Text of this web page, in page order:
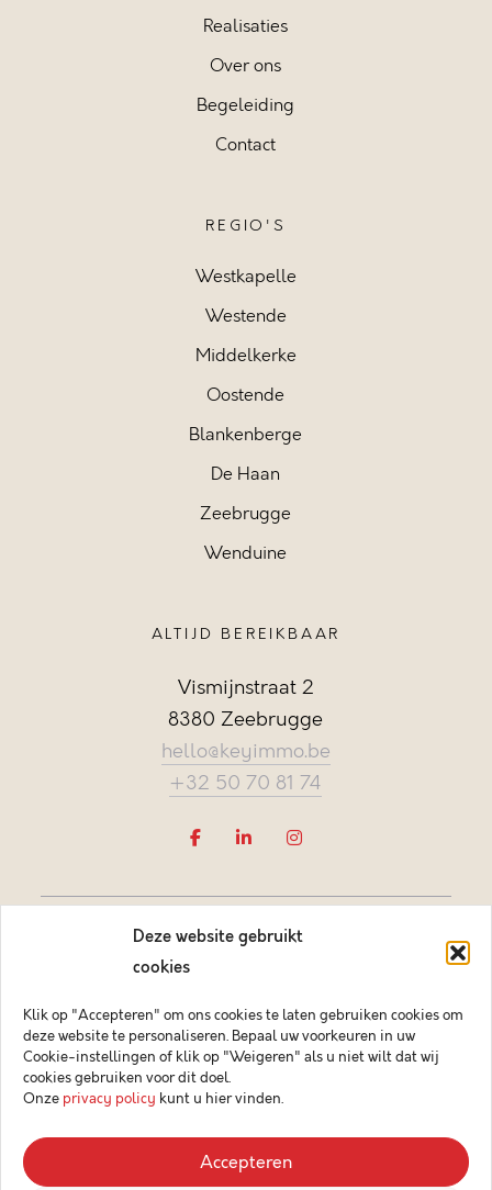
Deze website gebruikt
cookies
Klik op "Accepteren" om ons cookies te laten gebruiken cookies om
deze website te personaliseren. Bepaal uw voorkeuren in uw
Cookie-instellingen of klik op "Weigeren" als u niet wilt dat wij
cookies gebruiken voor dit doel.
Onze privacy policy kunt u hier vinden.
Accepteren
Realisaties
Over ons
Begeleiding
Contact
REGIO'S
Westkapelle
Westende
Middelkerke
Oostende
Blankenberge
De Haan
Zeebrugge
Wenduine
ALTIJD BEREIKBAAR
Vismijnstraat 2
8380 Zeebrugge
hello@keyimmo.be
+32 50 70 81 74
Vastgoedmakelaar-bemiddelaar BIV België BIV 505084
Ondernemingsnummer BTW-BE 0878.744.081 BA &
borgstelling via NV AXA Belgium (polisnr. 730.390.160)
© 2026 Key Immo
Disclaimer